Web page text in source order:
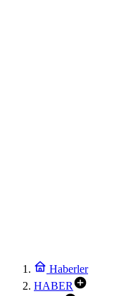
Haberler
HABER